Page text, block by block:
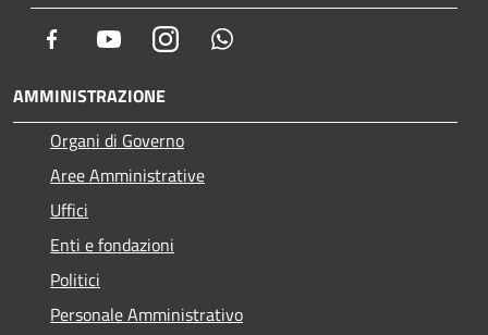
Facebook YoutubeInstagram
AMMINISTRAZIONE
Organi di Governo
Aree Amministrative
Uffici
Enti e fondazioni
Politici
Personale Amministrativo